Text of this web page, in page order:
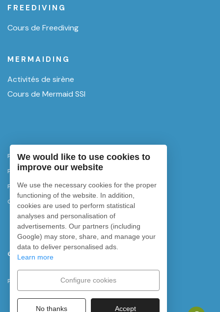
FREEDIVING
Cours de Freediving
MERMAIDING
Activités de sirène
Cours de Mermaid SSI
Politique de confidentialité
Politique d'annulation
Politique de cookies
Configurer les cookies
© 2026
Powered by
We would like to use cookies to
improve our website
We use the necessary cookies for the proper
functioning of the website. In addition,
cookies are used to perform statistical
analyses and personalisation of
advertisements. Our partners (including
Google) may store, share, and manage your
data to deliver personalised ads.
Learn more
Configure cookies
No thanks Accept